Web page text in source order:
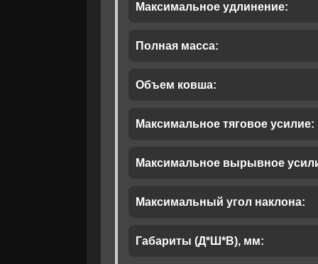
Максимальное удлинение:
Полная масса:
Объем ковша:
Максимальное тяговое усилие:
Максимальное вырывное
Максимальный угол наклона:
Габариты (Д*Ш*В), мм: